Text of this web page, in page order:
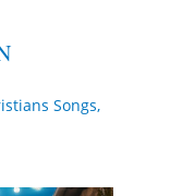
Songs,